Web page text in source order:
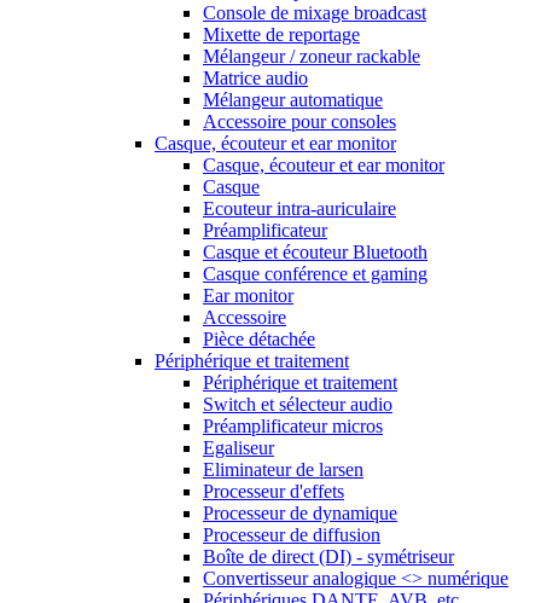
Console de mixage broadcast
Mixette de reportage
Mélangeur / zoneur rackable
Matrice audio
Mélangeur automatique
Accessoire pour consoles
Casque, écouteur et ear monitor
Casque, écouteur et ear monitor
Casque
Ecouteur intra-auriculaire
Préamplificateur
Casque et écouteur Bluetooth
Casque conférence et gaming
Ear monitor
Accessoire
Pièce détachée
Périphérique et traitement
Périphérique et traitement
Switch et sélecteur audio
Préamplificateur micros
Egaliseur
Eliminateur de larsen
Processeur d'effets
Processeur de dynamique
Processeur de diffusion
Boîte de direct (DI) - symétriseur
Convertisseur analogique <> numérique